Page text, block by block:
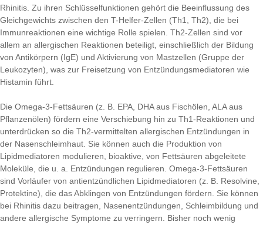
Rhinitis. Zu ihren Schlüsselfunktionen gehört die Beeinflussung des
Gleichgewichts zwischen den T-Helfer-Zellen (Th1, Th2), die bei
Immunreaktionen eine wichtige Rolle spielen. Th2-Zellen sind vor
allem an allergischen Reaktionen beteiligt, einschließlich der Bildung
von Antikörpern (IgE) und Aktivierung von Mastzellen (Gruppe der
Leukozyten), was zur Freisetzung von Entzündungsmediatoren wie
Histamin führt.
Die Omega-3-Fettsäuren (z. B. EPA, DHA aus Fischölen, ALA aus
Pflanzenölen) fördern eine Verschiebung hin zu Th1-Reaktionen und
unterdrücken so die Th2-vermittelten allergischen Entzündungen in
der Nasenschleimhaut. Sie können auch die Produktion von
Lipidmediatoren modulieren, bioaktive, von Fettsäuren abgeleitete
Moleküle, die u. a. Entzündungen regulieren. Omega-3-Fettsäuren
sind Vorläufer von antientzündlichen Lipidmediatoren (z. B. Resolvine,
Protektine), die das Abklingen von Entzündungen fördern. Sie können
bei Rhinitis dazu beitragen, Nasenentzündungen, Schleimbildung und
andere allergische Symptome zu verringern. Bisher noch wenig